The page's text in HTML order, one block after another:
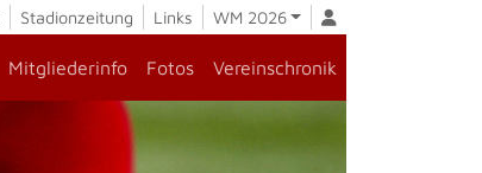
Stadionzeitung Links WM 2026
Mitgliederinfo Fotos Vereinschronik